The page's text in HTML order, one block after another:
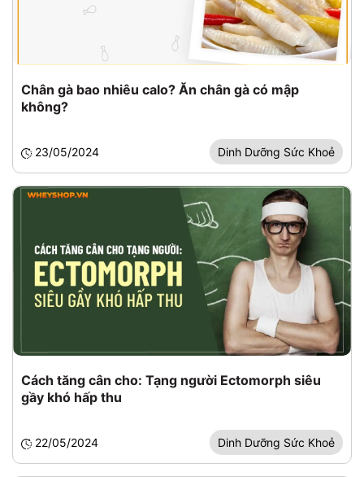
Chân gà bao nhiêu calo? Ăn chân gà có mập
không?
23/05/2024 Dinh Dưỡng Sức Khoẻ
Cách tăng cân cho: Tạng người Ectomorph siêu
gầy khó hấp thu
22/05/2024 Dinh Dưỡng Sức Khoẻ